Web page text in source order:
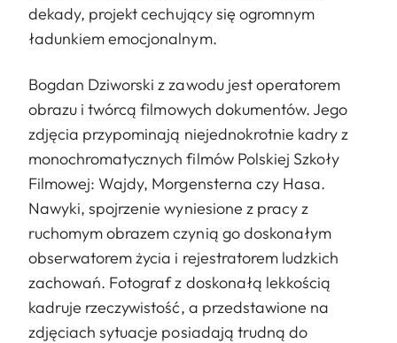
dekady, projekt cechujący się ogromnym
ładunkiem emocjonalnym.
Bogdan Dziworski z zawodu jest operatorem
obrazu i twórcą filmowych dokumentów. Jego
zdjęcia przypominają niejednokrotnie kadry z
monochromatycznych filmów Polskiej Szkoły
Filmowej: Wajdy, Morgensterna czy Hasa.
Nawyki, spojrzenie wyniesione z pracy z
ruchomym obrazem czynią go doskonałym
obserwatorem życia i rejestratorem ludzkich
zachowań. Fotograf z doskonałą lekkością
kadruje rzeczywistość, a przedstawione na
zdjęciach sytuacje posiadają trudną do